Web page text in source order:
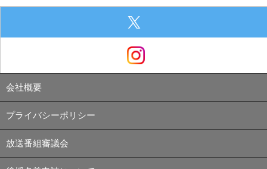
会社概要
プライバシーポリシー
放送番組審議会